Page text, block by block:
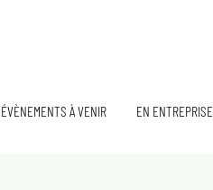
ÉVÈNEMENTS À VENIR EN ENTREPRISE